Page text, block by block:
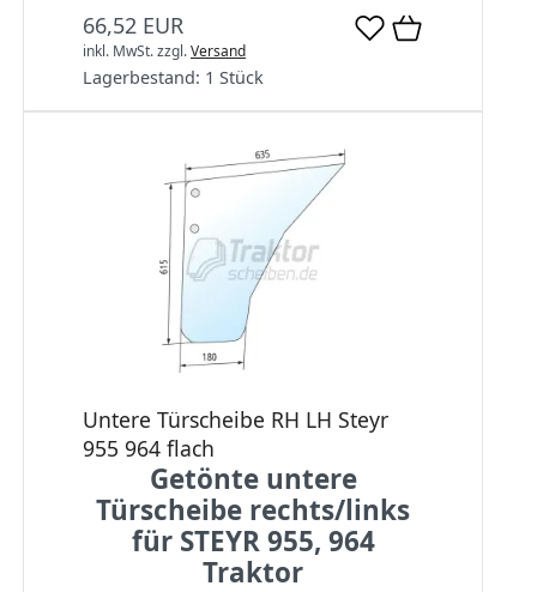
66,52 EUR
inkl. MwSt.zzgl.Versand
Lagerbestand: 1 Stück
Untere Türscheibe RH LH Steyr
955 964 flach
Getönte untere
Türscheibe rechts/links
für STEYR 955, 964
Traktor